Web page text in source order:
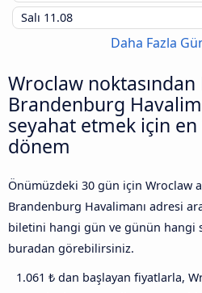
Salı 11.08
Daha Fazla
Wroclaw
Brandenburg
seyahat etmek için en
dönem
Önümüzdeki 30 gün için Wroclaw
Brandenburg Havalimanı adresi
biletini hangi gün ve günün hangi
buradan görebilirsiniz.
1.061 ₺ dan başlayan fiyatlarla,